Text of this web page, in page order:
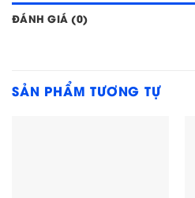
ĐÁNH GIÁ (0)
SẢN PHẨM TƯƠNG TỰ